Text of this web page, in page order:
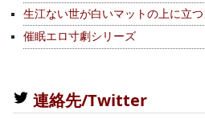
生江ない世が白いマットの上に立
催眠エロ寸劇シリーズ
連絡先/Twitter